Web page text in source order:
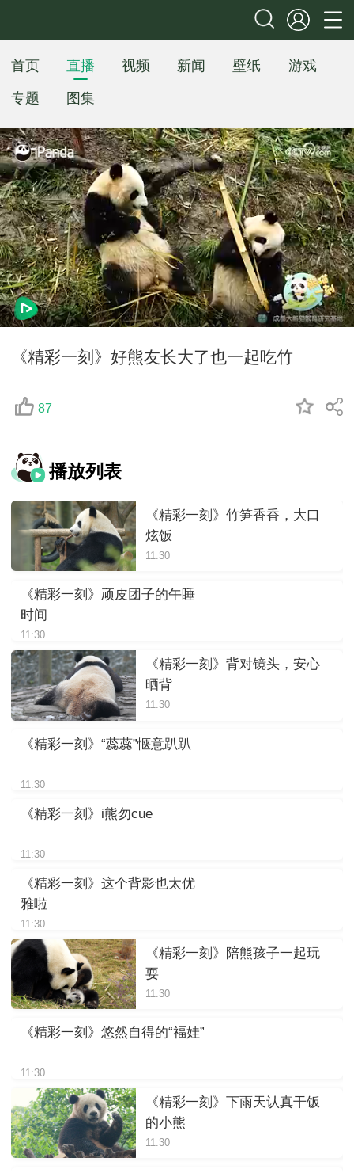
首页 直播 视频 新闻 壁纸
游戏
专题
图集
《精彩一刻》好熊友长大了也一起吃竹
87
播放列表
《精彩一刻》竹笋香香，大口
炫饭
11:30
《精彩一刻》顽皮团子的午睡
时间
11:30
《精彩一刻》背对镜头，安心
晒背
11:30
《精彩一刻》“蕊蕊”惬意趴趴
11:30
《精彩一刻》i熊勿cue
11:30
《精彩一刻》这个背影也太优
雅啦
11:30
《精彩一刻》陪熊孩子一起玩
耍
11:30
《精彩一刻》悠然自得的“福娃”
11:30
《精彩一刻》下雨天认真干饭
的小熊
11:30